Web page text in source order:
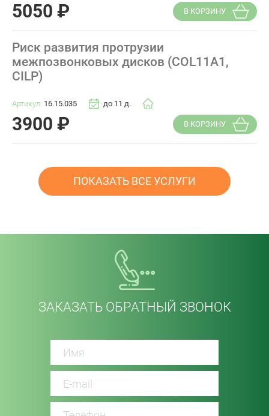
5050 ₽ В КОРЗИНУ
Риск развития протрузии
межпозвонковых дисков (COL11A1,
CILP)
Артикул: 16.15.035 до 11 д.
3900 ₽ В КОРЗИНУ
ПОКАЗАТЬ ВСЕ УСЛУГИ
ЗАКАЗАТЬ ОБРАТНЫЙ ЗВОНОК